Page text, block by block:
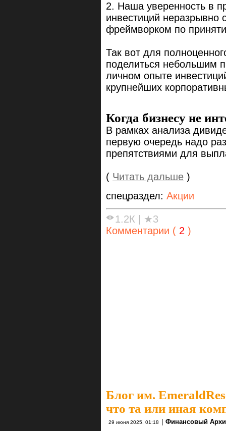
2. Наша уверенность в
инвестиций
фреймворком по
Так вот для
поделиться небольшим
личном опыте
крупнейших
Когда бизнесу не
В рамках анализа
первую очередь надо
препятствиями для
( Читать дальше )
спецраздел: Акции
1.2К | ★3
Комментарии ( 2 )
Блог им.
что та или иная
29 июня 2025, 01:18 | Финансовый